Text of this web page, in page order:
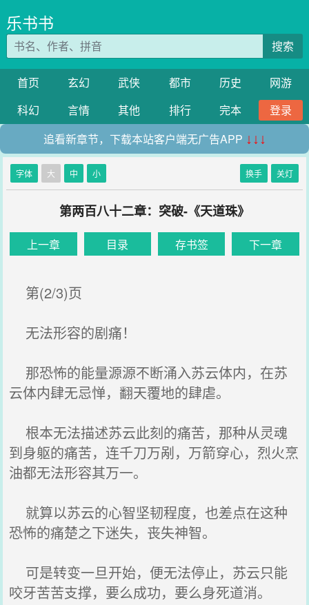
乐书书
搜索
首页 玄幻 武侠 都市 历史
网游
科幻
言情 其他 排行 完本
登录
追看新章节，下载本站客户端无广告APP ↓↓↓
字体 大 中 小 换手 关灯
第两百八十二章：突破-《天道珠》
上一章 目录 存书签 下一章
第(2/3)页
无法形容的剧痛！
那恐怖的能量源源不断涌入苏云体内，在苏
云体内肆无忌惮，翻天覆地的肆虐。
根本无法描述苏云此刻的痛苦，那种从灵魂
到身躯的痛苦，连千刀万剐，万箭穿心，烈火烹
油都无法形容其万一。
就算以苏云的心智坚韧程度，也差点在这种
恐怖的痛楚之下迷失，丧失神智。
可是转变一旦开始，便无法停止，苏云只能
咬牙苦苦支撑，要么成功，要么身死道消。